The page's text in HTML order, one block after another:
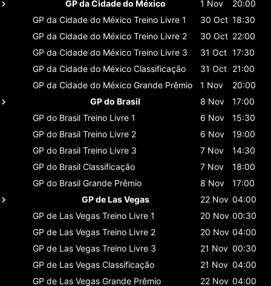
GP da Cidade do México 1 Nov
20:00
GP da Cidade do México Treino Livre 1 30 Oct 18:30
GP da Cidade do México Treino Livre 2 30 Oct 22:00
GP da Cidade do México Treino Livre 3 31 Oct 17:30
GP da Cidade do México Classificaçāo 31 Oct 21:00
GP da Cidade do México Grande Prêmio 1 Nov
20:00
GP do Brasil
8 Nov
17:00
GP do Brasil Treino Livre 1 6 Nov
15:30
GP do Brasil Treino Livre 2 6 Nov
19:00
GP do Brasil Treino Livre 3 7 Nov
14:30
GP do Brasil Classificaçāo 7 Nov
18:00
GP do Brasil Grande Prêmio 8 Nov
17:00
GP de Las Vegas
22 Nov 04:00
GP de Las Vegas Treino Livre 1 20 Nov 00:30
GP de Las Vegas Treino Livre 2 20 Nov 04:00
GP de Las Vegas Treino Livre 3 21 Nov 00:30
GP de Las Vegas Classificaçāo 21 Nov 04:00
GP de Las Vegas Grande Prêmio 22 Nov 04:00